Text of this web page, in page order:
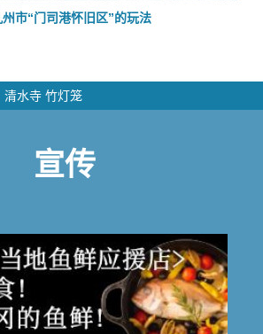
市“门司港怀旧区”的玩法
清水寺 竹灯笼
宣传